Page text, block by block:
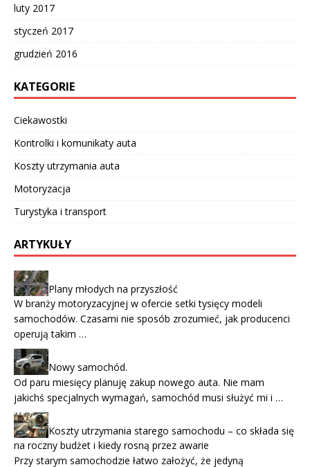
luty 2017
styczeń 2017
grudzień 2016
KATEGORIE
Ciekawostki
Kontrolki i komunikaty auta
Koszty utrzymania auta
Motoryzacja
Turystyka i transport
ARTYKUŁY
Plany młodych na przyszłość
W branży motoryzacyjnej w ofercie setki tysięcy modeli
samochodów. Czasami nie sposób zrozumieć, jak producenci
operują takim …
Nowy samochód.
Od paru miesięcy planuję zakup nowego auta. Nie mam
jakichś specjalnych wymagań, samochód musi służyć mi i …
Koszty utrzymania starego samochodu – co składa się
na roczny budżet i kiedy rosną przez awarie
Przy starym samochodzie łatwo założyć, że jedyną